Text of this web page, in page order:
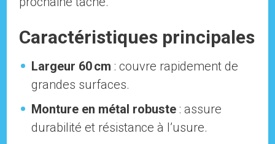
Caractéristiques principales
Largeur 60 cm : couvre rapidement de
grandes surfaces.
Monture en métal robuste : assure
durabilité et résistance à l’usure.